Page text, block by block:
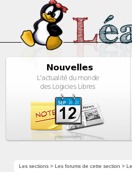
Les sections> Les forums de cette section >